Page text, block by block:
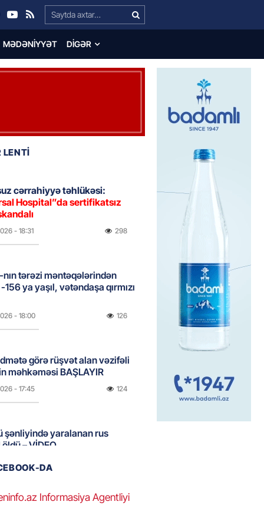
Search…
MƏDƏNIYYƏT DIGƏR
cərrahiyyə təhlükəsi:
Hospital”da sertifikatsız
- 18:31 298
nın tərəzi məntəqələrindən
ya yaşıl, vətəndaşa qırmızı
- 18:00 126
görə rüşvət alan vəzifəli
məhkəməsi BAŞLAYIR
- 17:45 124
şənliyində yaralanan rus
– VİDEO
qadının milyonluq mirası ilə
DA
Informasiya Agentliyi